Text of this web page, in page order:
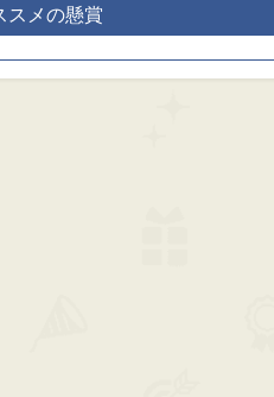
スメの懸賞